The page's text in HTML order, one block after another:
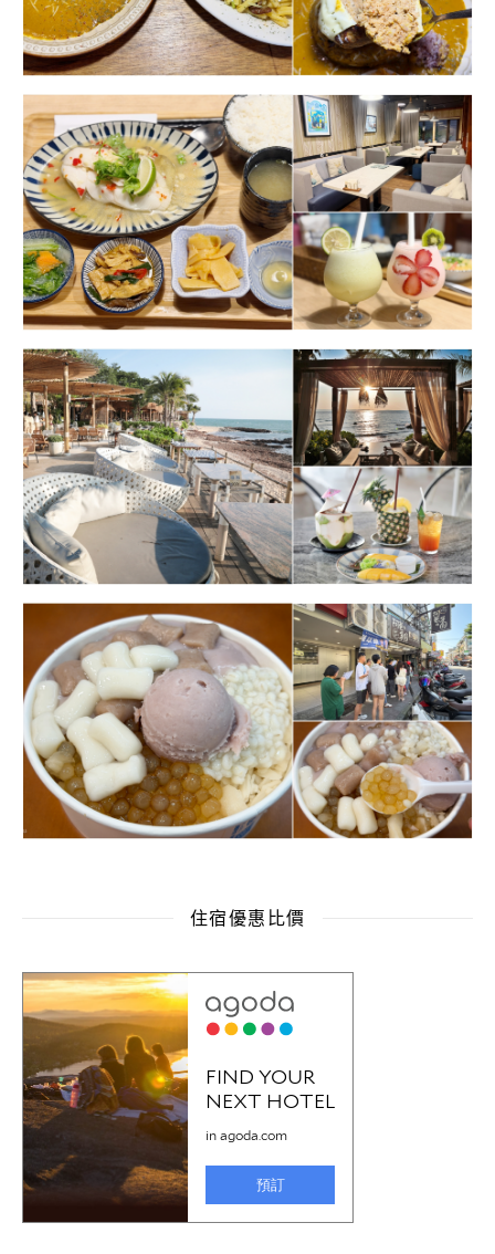
住宿優惠比價